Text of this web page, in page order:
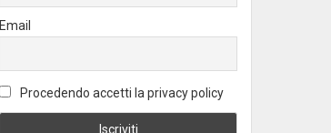
Email
Procedendo accetti la privacy policy